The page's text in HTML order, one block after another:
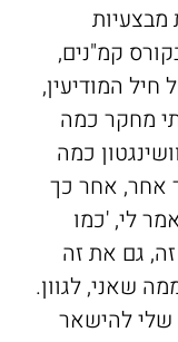
מבצעיות
קמ"נים,
המודיעין,
מחקר כמה
כמה
אחר, אחר כך
לי, 'כמו
גם את זה
שאני, לגוון.
שלי להישאר